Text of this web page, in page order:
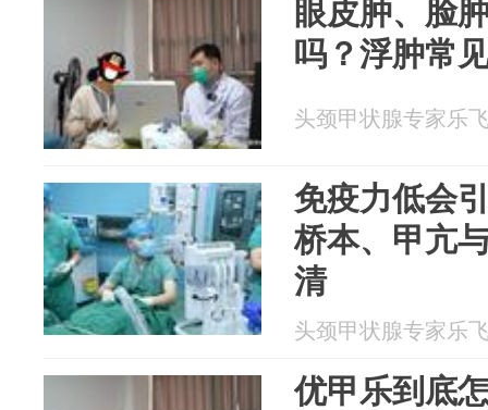
眼皮肿、脸
吗？浮肿常
头颈甲状腺专家乐
免疫力低会
桥本、甲亢
清
头颈甲状腺专家乐
优甲乐到底